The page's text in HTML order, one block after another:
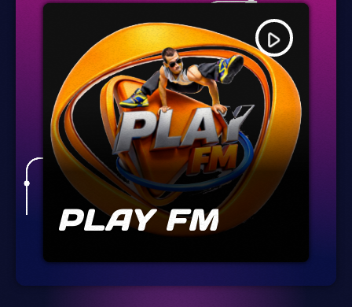
play_arrow
PLAY FM